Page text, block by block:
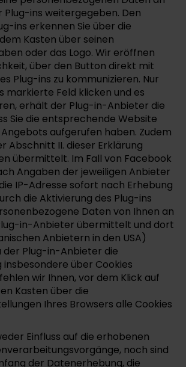
Plug-ins weitergegeben. Den
ins erkennen Sie über die
Kasten über seinen
oder das Logo. Wir eröffnen
über den Button direkt mit
Plug-ins zu kommunizieren. Nur
markierte Feld klicken und es
erhält der Plug-in-Anbieter die
Sie die entsprechende Website
aufgerufen haben. Zudem
Abschnitt II. dieser Erklärung
übermittelt. Im Fall von Facebook
Angaben der jeweiligen Anbieter
IP-Adresse sofort nach Erhebung
die Aktivierung des Plug-ins
Daten von Ihnen an
in-Anbieter übermittelt und dort
Anbietern in den USA)
der Plug-in-Anbieter die
über Cookies
wir Ihnen, vor dem Klick auf
Kasten über die
Ihres Browsers alle Cookies
Einfluss auf die erhobenen
noch sind
der Datenerhebung, die